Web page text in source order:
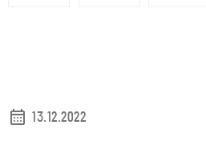
13.12.2022